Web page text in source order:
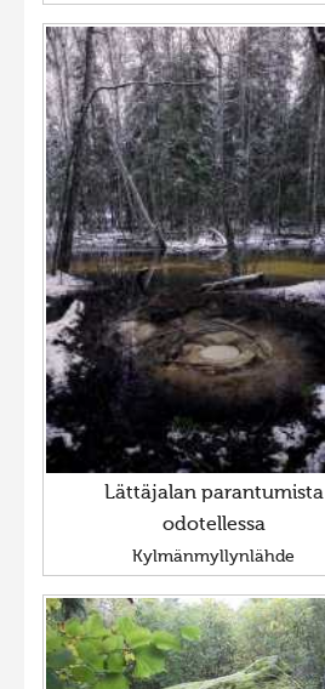
Lättäjalan parantumista
odotellessa
Kylmänmyllynlähde